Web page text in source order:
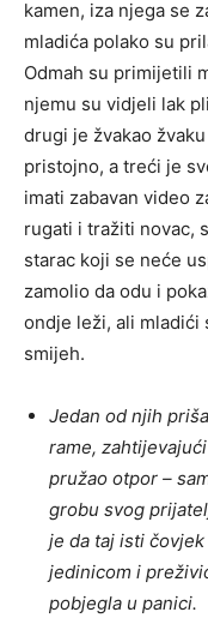
kamen, iza njega se
mladića polako su
Odmah su primijetili
njemu su vidjeli lak
drugi je žvakao
pristojno, a treći je
imati zabavan video
rugati i tražiti novac,
starac koji se neće
zamolio da odu i
ondje leži, ali mladići
smijeh.
Jedan od njih
rame,
pružao otpor –
grobu svog
je da taj isti
jedinicom i
pobjegla u panici.